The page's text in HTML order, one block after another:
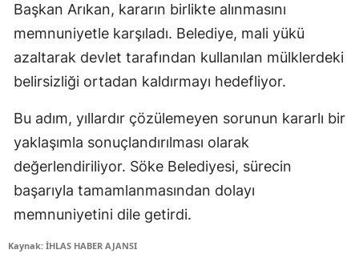
Başkan Arıkan, kararın birlikte alınmasını
memnuniyetle karşıladı. Belediye, mali yükü
azaltarak devlet tarafından kullanılan mülklerdeki
belirsizliği ortadan kaldırmayı hedefliyor.
Bu adım, yıllardır çözülemeyen sorunun kararlı bir
yaklaşımla sonuçlandırılması olarak
değerlendiriliyor. Söke Belediyesi, sürecin
başarıyla tamamlanmasından dolayı
memnuniyetini dile getirdi.
Kaynak: İHLAS HABER AJANSI